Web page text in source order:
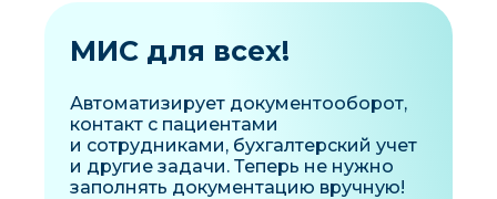
МИС для всех!
Автоматизирует документооборот,
контакт с пациентами
и сотрудниками, бухгалтерский учет
и другие задачи. Теперь не нужно
заполнять документацию вручную!